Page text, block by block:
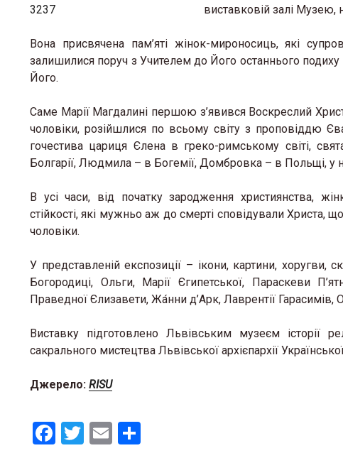
виставковій залі Музею,
Вона присвячена пам’яті жінок-мироносиць, які
залишилися поруч з Учителем до Його останнього подиху
Його.
Саме Марії Магдалині першою з’явився Воскреслий
чоловіки, розійшлися по всьому світу з проповіддю
гочестива цариця Єлена в греко-римському світі,
Болгарії, Людмила – в Богемії, Домбровка – в Польщі, у
В усі часи, від початку зародження християнства,
стійкості, які мужньо аж до смерті сповідували
чоловіки.
У представленій експозиції – ікони, картини, хоругви,
Богородиці, Ольги, Марії Єгипетської, Параскеви
Праведної Єлизавети, Жа́нни д’Арк, Лаврентії Гарасимів,
Виставку підготовлено Львівським музеєм історії
сакрального мистецтва Львівської архієпархії
Джерело: RISU
F
T
E